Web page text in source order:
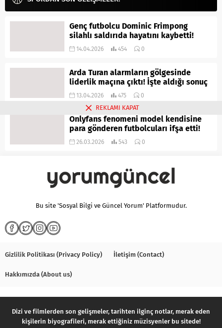
Genç futbolcu Dominic Frimpong
silahlı saldırıda hayatını kaybetti!
14.04.2026 454 0
Arda Turan alarmların gölgesinde
liderlik maçına çıktı! İşte aldığı sonuç
13.04.2026 475 0
Onlyfans fenomeni model kendisine
para gönderen futbolcuları ifşa etti!
26.03.2026 543 0
Bu site 'Sosyal Bilgi ve Güncel Yorum' Platformudur.
Gizlilik Politikası (Privacy Policy) İletişim (Contact)
Hakkımızda (About us)
Dizi ve filmlerden son gelişmeler, tarihten ilginç notlar, merak eden
kişilerin biyografileri, merak ettiğiniz müzisyenler bu sitede!
REKLAMI KAPAT